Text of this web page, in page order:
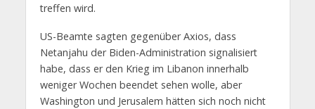
treffen wird.
US-Beamte sagten gegenüber Axios, dass
Netanjahu der Biden-Administration signalisiert
habe, dass er den Krieg im Libanon innerhalb
weniger Wochen beendet sehen wolle, aber
Washington und Jerusalem hätten sich noch nicht